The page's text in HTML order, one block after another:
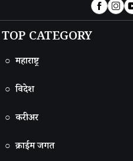
TOP CATEGORY
○ महाराष्ट्र
○ विदेश
○ करीअर
○ क्राईम जगत